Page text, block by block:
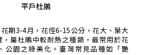
平戶杜鵑
期3-4月，花徑6-15公分，花大、葉大
屬杜鵑中較耐熱之種類，最常用於花
公園之綠美化。臺灣常見品種如「艷